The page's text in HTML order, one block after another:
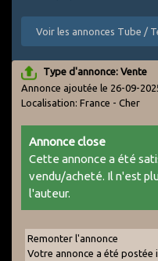
Voir les annonces Tube /
Type d'annonce: Vente
Annonce ajoutée le 26-09-
Localisation: France - Cher
Annonce close
Cette annonce a été
vendu/acheté. Il n'est
l'auteur.
Remonter l'annonce
Votre annonce a été postée